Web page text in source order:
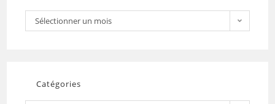
Sélectionner un mois
Catégories